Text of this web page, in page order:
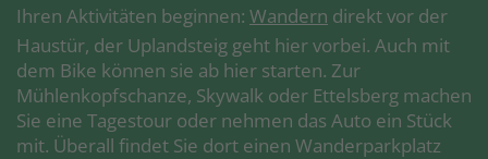
Ihren Aktivitäten beginnen: Wandern direkt vor der
Haustür, der Uplandsteig geht hier vorbei. Auch mit
dem Bike können sie ab hier starten. Zur
Mühlenkopfschanze, Skywalk oder Ettelsberg machen
Sie eine Tagestour oder nehmen das Auto ein Stück
mit. Überall findet Sie dort einen Wanderparkplatz